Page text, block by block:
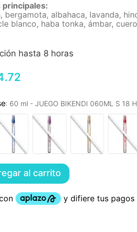
principales:
bergamota, albahaca, lavanda,
blanco, haba tonka, ámbar,
hasta 8 horas
.72
: 60 ml - JUEGO BIKENDI 060ML S 18
al carrito